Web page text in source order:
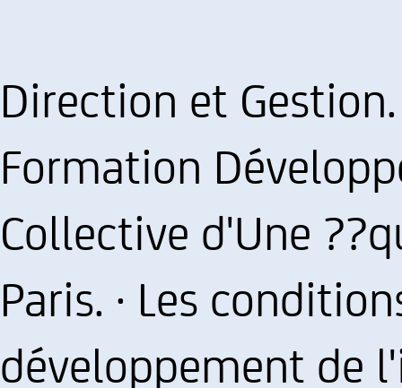
Direction et
Formation
Collective d'Une
Paris. · Les
développement de